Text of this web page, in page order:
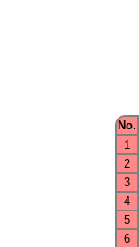
No.
1
2
3
4
5
6